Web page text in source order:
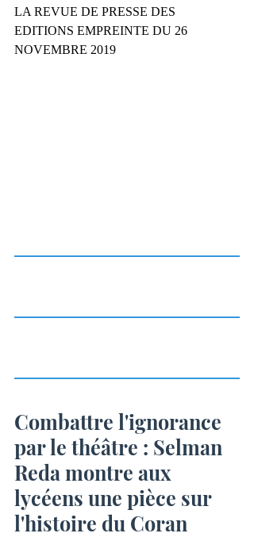
LA REVUE DE PRESSE DES
EDITIONS EMPREINTE DU 26
NOVEMBRE 2019
Combattre l'ignorance
par le théâtre : Selman
Reda montre aux
lycéens une pièce sur
l'histoire du Coran